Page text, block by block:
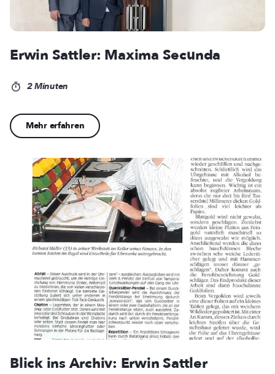
Erwin Sattler: Maxima Secunda
2 Minuten
Mehr erfahren
Blick ins Archiv: Erwin Sattler